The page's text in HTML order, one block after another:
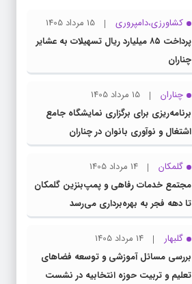
کشاورزی،دامپروری
15 مرداد 1405
پرداخت ۸۵ میلیارد ریال تسهیلات به عشایر
چناران
چناران
15 مرداد 1405
برنامه‌ریزی برای برگزاری نمایشگاه جامع
اشتغال و نوآوری بانوان در چناران
گلمکان
14 مرداد 1405
مجتمع خدمات رفاهی و پمپ‌بنزین گلمکان
تا دهه فجر به بهره‌برداری می‌رسد
گلبهار
14 مرداد 1405
بررسی مسائل آموزشی و توسعه فضاهای
تعلیم و تربیت حوزه انتخابیه در نشست